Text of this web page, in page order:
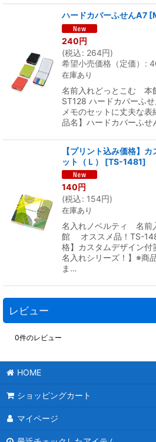
ハードカバーふせんA7 [
240円
(税込: 264円)
希望小売価格（定価）
:
在庫あり
名前入れどっとこむ
ST128 ハードカバーふ
メモのセットに丈夫な
品名】ハードカバーふ
【プリント込み価格】
ット（Ｌ）
[TS-1481]
140円
(税込: 154円)
在庫あり
名入れノベルティ 名
館 オススメ品！TS-
格】カスタムデザイン
名入れシリーズ！】※商
ま…
レビュー
0件のレビュー
HOME
ショッピングカート
マイページ